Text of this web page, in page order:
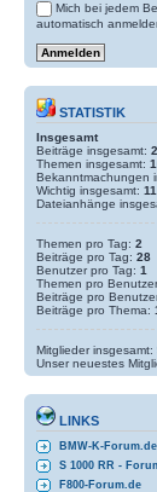
Mich bei jedem
automatisch
STATISTIK
Insgesamt
Beiträge insgesamt:
Themen insgesamt:
Bekanntmachungen
Wichtig insgesamt: 11
Dateianhänge
Themen pro Tag: 2
Beiträge pro Tag: 28
Benutzer pro Tag: 1
Themen pro
Beiträge pro
Beiträge pro Thema:
Mitglieder insgesamt:
Unser neuestes
LINKS
BMW-K-Forum.de
S 1000 RR -
F800-Forum.de